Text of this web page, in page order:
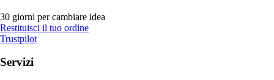
30 giorni per cambiare idea
Restituisci il tuo ordine
Trustpilot
Servizi